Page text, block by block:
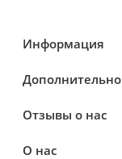
Информация
Дополнительно
Отзывы о нас
О нас